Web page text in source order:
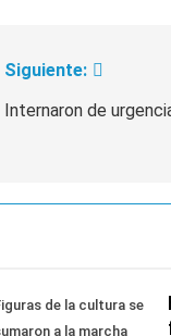
Siguiente:
Internaron de
de la cultura se
a la marcha